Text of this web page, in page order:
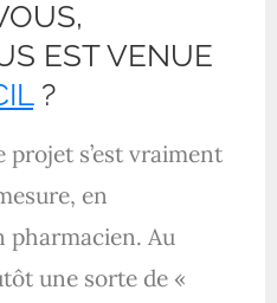
EST VENUE
?
projet s’est vraiment
en
pharmacien. Au
une sorte de «